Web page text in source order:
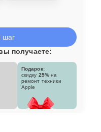
шаг
получаете:
Подарок:
скидку 25% на
ремонт техники
Apple